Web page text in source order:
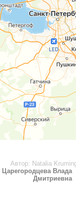
Автор: Natalia
Царегородцева Влада
Дмитриевна